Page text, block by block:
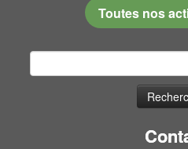
Toutes nos